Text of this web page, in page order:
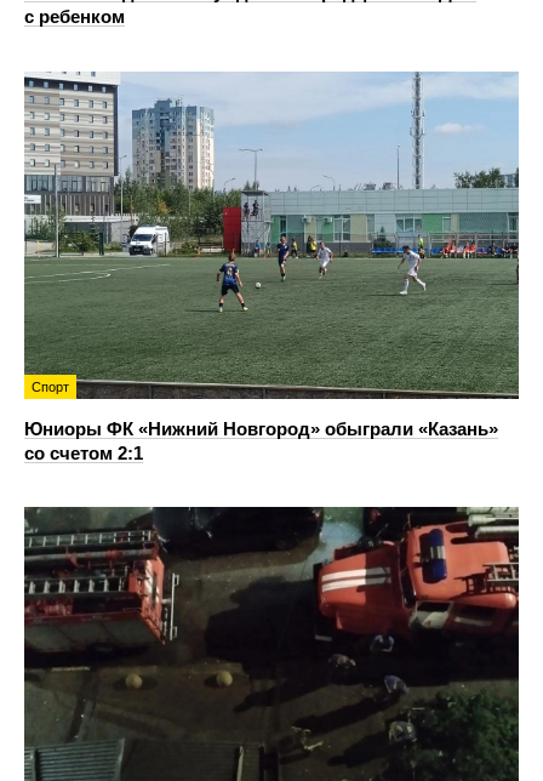
с ребенком
Спорт
Юниоры ФК «Нижний Новгород» обыграли «Казань»
со счетом 2:1